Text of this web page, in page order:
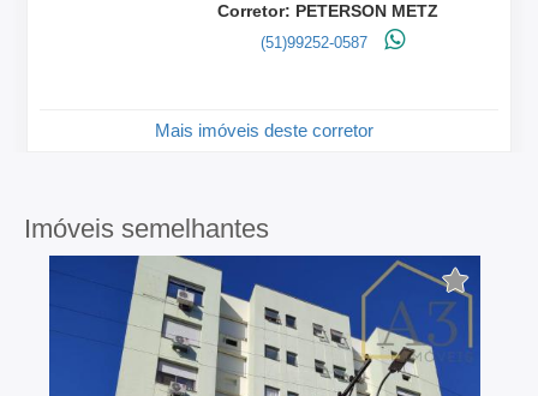
Corretor: PETERSON METZ
(51)99252-0587
Mais imóveis deste corretor
Imóveis semelhantes